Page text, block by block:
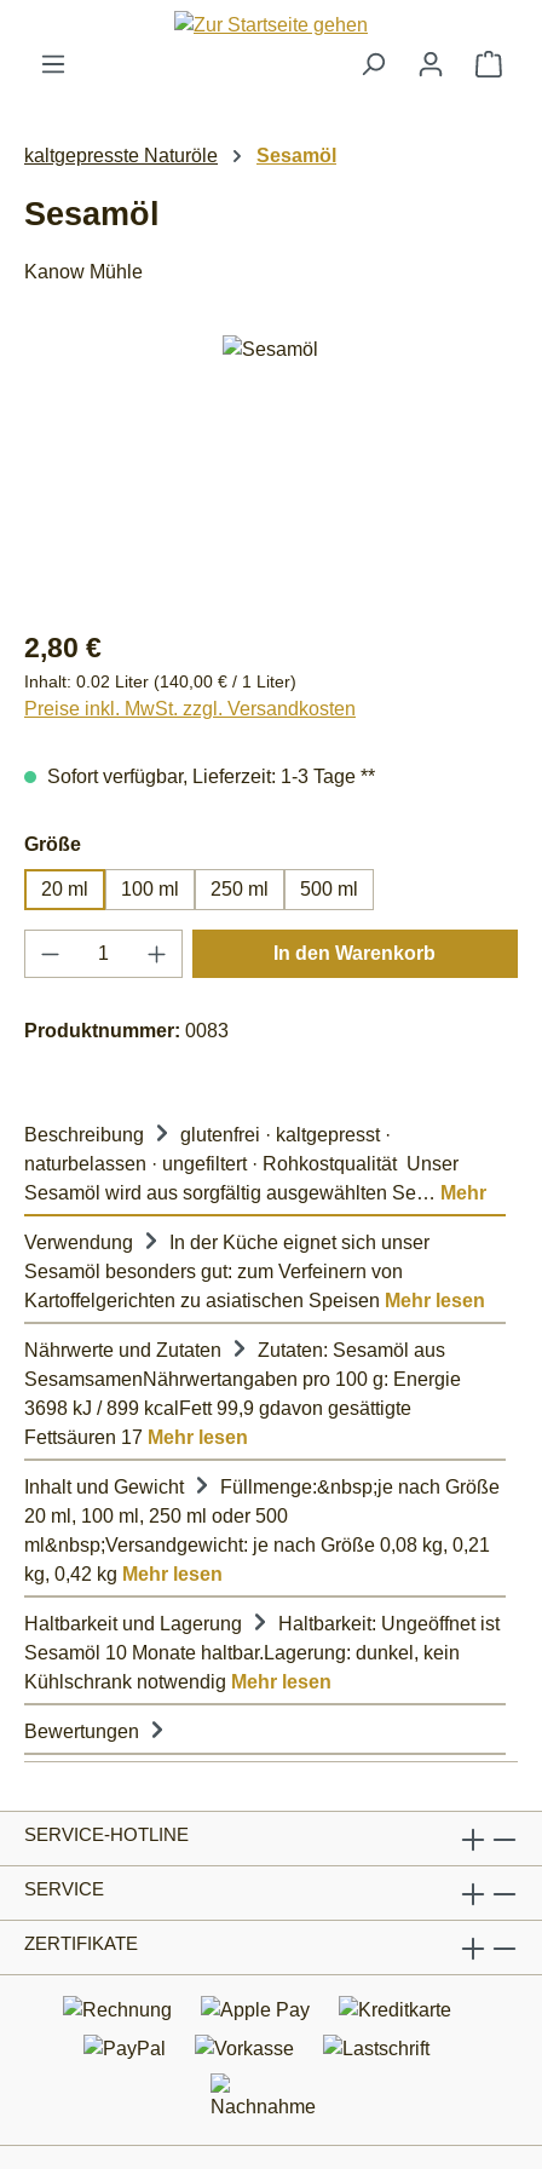
Zum Hauptinhalt springen
kaltgepresste Naturöle Sesamöl
Sesamöl
Kanow Mühle
Bildergalerie überspringen
Regulärer Preis:
2,80 €
Inhalt: 0.02 Liter (140,00 € / 1 Liter)
Preise inkl. MwSt. zzgl. Versandkosten
Sofort verfügbar, Lieferzeit: 1-3 Tage **
Größeauswählen
20 ml 100 ml 250 ml 500 ml
Produkt Anzahl: Gib den gewünschten
In den Warenkorb
Produktnummer: 0083
Beschreibung
glutenfrei · kaltgepresst ·
naturbelassen · ungefiltert · Rohkostqualität Unser
Sesamöl wird aus sorgfältig ausgewählten Se… Mehr
Verwendung
In der Küche eignet sich unser
Sesamöl besonders gut: zum Verfeinern von
Kartoffelgerichten zu asiatischen Speisen Mehr lesen
Nährwerte und Zutaten
Zutaten: Sesamöl aus
SesamsamenNährwertangaben pro 100 g: Energie
3698 kJ / 899 kcalFett 99,9 gdavon gesättigte
Fettsäuren 17 Mehr lesen
Inhalt und Gewicht
Füllmenge:&nbsp;je nach Größe
20 ml, 100 ml, 250 ml oder 500
ml&nbsp;Versandgewicht: je nach Größe 0,08 kg, 0,21
kg, 0,42 kg Mehr lesen
Haltbarkeit und Lagerung
Haltbarkeit: Ungeöffnet ist
Sesamöl 10 Monate haltbar.Lagerung: dunkel, kein
Kühlschrank notwendig Mehr lesen
Bewertungen
SERVICE-HOTLINE
SERVICE
ZERTIFIKATE